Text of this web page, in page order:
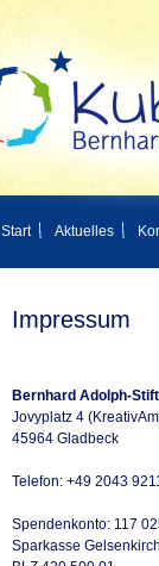
Start Aktuelles
Impressum
Bernhard Adolph-
Jovyplatz 4
45964 Gladbeck
Telefon: +49 2043
Spendenkonto: 117
Sparkasse